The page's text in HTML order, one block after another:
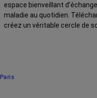
espace bienveillant
maladie au quotidien.
créez un véritable cercle de
Paris